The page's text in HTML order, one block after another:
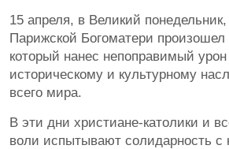
15 апреля, в Великий
Парижской Богоматери
который нанес непоправимый урон
историческому и культурному
всего мира.
В эти дни христиане-католики и
воли испытывают солидарность